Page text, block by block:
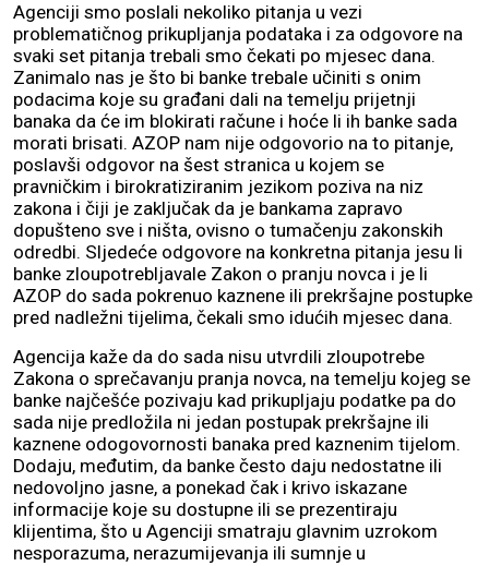
Agenciji smo poslali nekoliko pitanja u vezi
problematičnog prikupljanja podataka i za odgovore na
svaki set pitanja trebali smo čekati po mjesec dana.
Zanimalo nas je što bi banke trebale učiniti s onim
podacima koje su građani dali na temelju prijetnji
banaka da će im blokirati račune i hoće li ih banke sada
morati brisati. AZOP nam nije odgovorio na to pitanje,
poslavši odgovor na šest stranica u kojem se
pravničkim i birokratiziranim jezikom poziva na niz
zakona i čiji je zaključak da je bankama zapravo
dopušteno sve i ništa, ovisno o tumačenju zakonskih
odredbi. Sljedeće odgovore na konkretna pitanja jesu li
banke zloupotrebljavale Zakon o pranju novca i je li
AZOP do sada pokrenuo kaznene ili prekršajne postupke
pred nadležni tijelima, čekali smo idućih mjesec dana.
Agencija kaže da do sada nisu utvrdili zloupotrebe
Zakona o sprečavanju pranja novca, na temelju kojeg se
banke najčešće pozivaju kad prikupljaju podatke pa do
sada nije predložila ni jedan postupak prekršajne ili
kaznene odogovornosti banaka pred kaznenim tijelom.
Dodaju, međutim, da banke često daju nedostatne ili
nedovoljno jasne, a ponekad čak i krivo iskazane
informacije koje su dostupne ili se prezentiraju
klijentima, što u Agenciji smatraju glavnim uzrokom
nesporazuma, nerazumijevanja ili sumnje u